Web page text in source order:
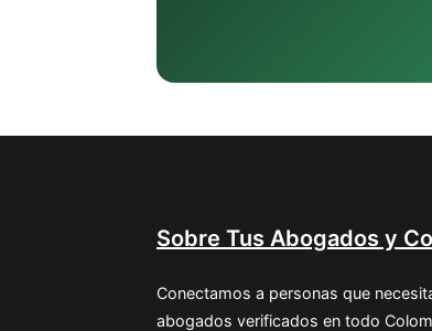
Sobre Tus Abogados y
Conectamos a personas que
abogados verificados en todo